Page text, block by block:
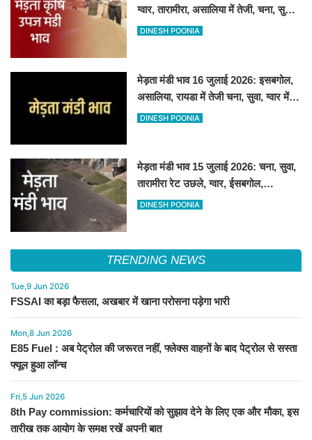
ग्वार, तारामीरा, असालिया में तेजी, चना, सुवा,
रायड़ा मंदे बिके
DINESH POONIA
मेड़ता मंडी भाव 16 जुलाई 2026: इसबगोल,
असालिया, रायडा में तेजी चना, सुवा, ग्वार में
आई गिरावट
DINESH POONIA
मेड़ता मंडी भाव 15 जुलाई 2026: चना, सुवा,
तारामीरा रेट उछले, ग्वार, ईसबगोल,
असालिया, रायड़ा मंदे बिके
DINESH POONIA
TRENDING NEWS
Tue,9 Jun 2026
FSSAI का बड़ा फैसला, अखबार में खाना परोसना पड़ेगा भारी
Mon,8 Jun 2026
E85 Fuel : अब पेट्रोल की जरूरत नहीं, फ्लेक्स वाहनों के बाद पेट्रोल से सस्ता
फ्यूल हुआ लॉन्च
Fri,5 Jun 2026
8th Pay commission: कर्मचारियों को सुझाव देने के लिए एक और मौका, इस
तारीख तक आयोग के समक्ष रखें अपनी बात